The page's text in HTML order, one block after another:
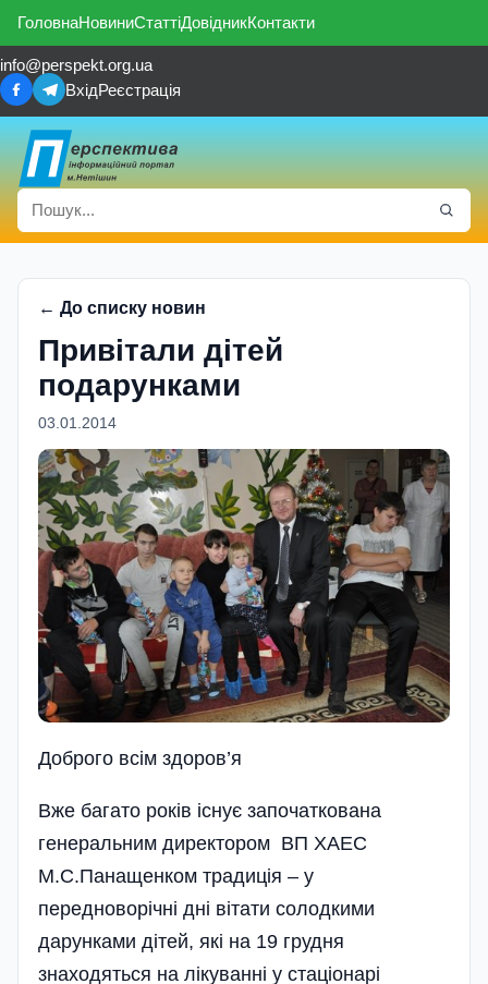
ГоловнаНовиниСтаттіДовідникКонтакти
info@perspekt.org.ua
ВхідРеєстрація
← До списку новин
Привітали дітей
подарунками
03.01.2014
Доброго всім здоров’я
Вже багато років існує започаткована
генеральним директором ВП ХАЕС
М.С.Панащенком традиція – у
передноворічні дні вітати солодкими
дарунками дітей, які на 19 грудня
знаходяться на лікуванні у стаціонарі